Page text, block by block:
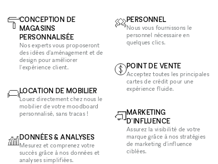
CONCEPTION DE
MAGASINS
PERSONNALISÉE
Nos experts vous proposeront
des idées d'aménagement et de
design pour améliorer
l'expérience client.
LOCATION DE MOBILIER
Louez directement chez nous le
mobilier de votre moodboard
personnalisé, sans tracas !
DONNÉES & ANALYSES
Mesurez et comprenez votre
succès grâce à nos données et
analyses simplifiées.
PERSONNEL
Nous vous fournissons le
personnel nécessaire en
quelques clics.
POINT DE VENTE
Acceptez toutes les principales
cartes de crédit pour une
expérience fluide.
MARKETING
D'INFLUENCE
Assurez la visibilité de votre
marque grâce à nos stratégies
de marketing d'influence
ciblées.